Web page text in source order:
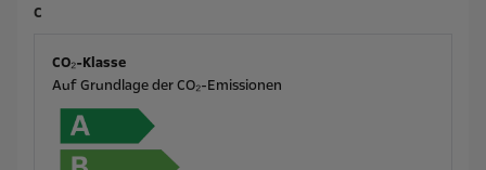
C
CO₂-Klasse
Auf Grundlage der CO₂-Emissionen